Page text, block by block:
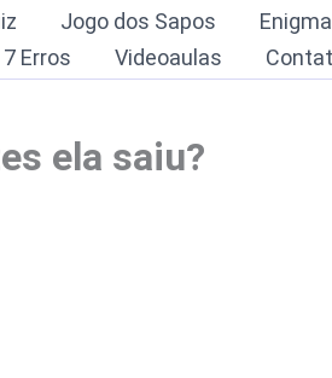
Jogo dos Sapos
Erros Videoaulas
ela saiu?